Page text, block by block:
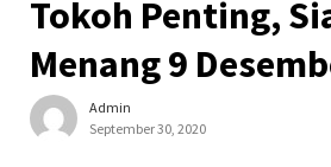
Tokoh Penting,
Menang 9
Admin
September 30, 2020